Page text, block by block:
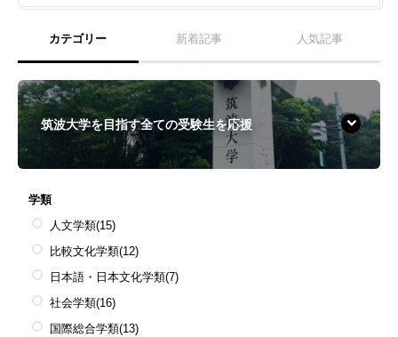
カテゴリー 新着記事 人気記事
筑波大学を目指す全ての受験生を応援
学類
人文学類(15)
比較文化学類(12)
日本語・日本文化学類(7)
社会学類(16)
国際総合学類(13)